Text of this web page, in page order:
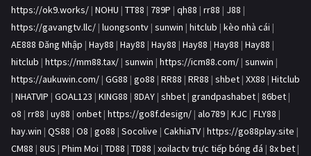
https://ok9.works/ | NOHU | TT88 | 789P | qh88 | rr88 | J88 |
https://gavangtv.llc/ | luongsontv | sunwin | hitclub | kèo nhà cái |
AE888 Đăng Nhập | Hay88 | Hay88 | Hay88 | Hay88 | Hay88 | Hay88 |
hitclub | https://mm88.tax/ | sunwin | https://icm88.com/ | sunwin |
https://aukuwin.com/ | GG88 | go88 | RR88 | RR88 | shbet | XX88 | Hitclub
| NHATVIP | GOAL123 | KING88 | 8DAY | shbet | grandpashabet | 86bet |
o8 | rr88 | uy88 | onbet | https://go8f.design/ | alo789 | KJC | FLY88 |
hay.win | QS88 | O8 | go88 | Socolive | CakhiaTV | https://go88play.site |
CM88 | 8US | Phim Moi | TD88 | TD88 | xoilactv trực tiếp bóng đá | 8x bet |